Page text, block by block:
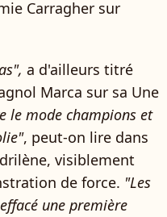
Carragher sur
a d'ailleurs titré
Marca sur sa Une
le mode champions et
, peut-on lire dans
visiblement
de force. "Les
une première